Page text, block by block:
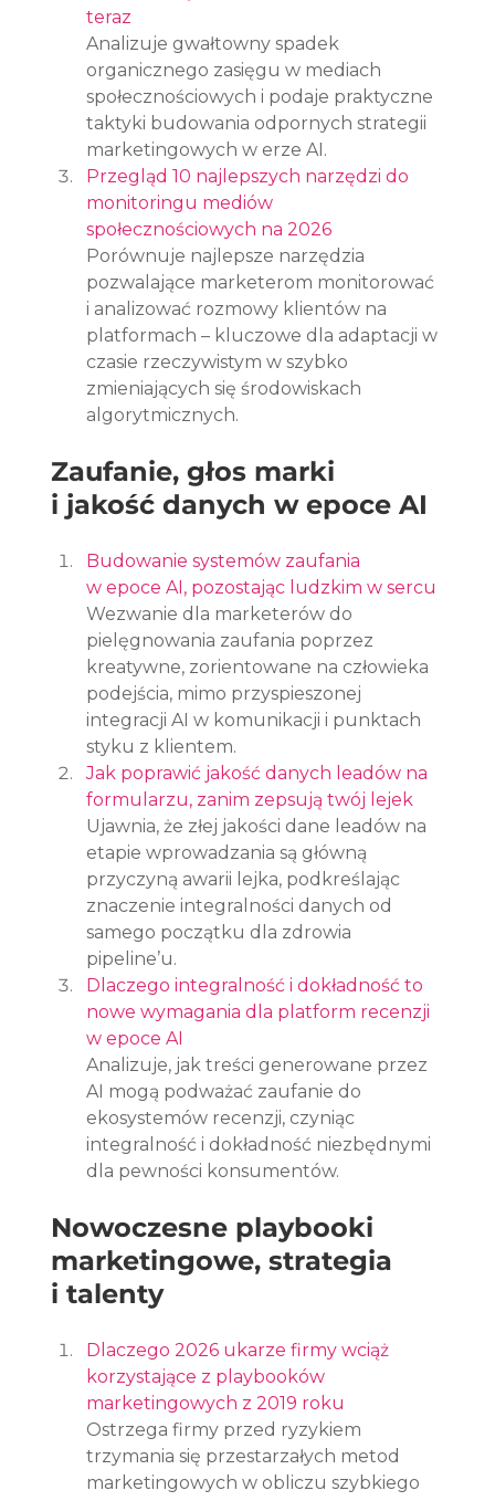
teraz
Analizuje gwałtowny spadek
organicznego zasięgu w mediach
społecznościowych i podaje praktyczne
taktyki budowania odpornych strategii
marketingowych w erze AI.
Przegląd 10 najlepszych narzędzi do
monitoringu mediów
społecznościowych na 2026
Porównuje najlepsze narzędzia
pozwalające marketerom monitorować
i analizować rozmowy klientów na
platformach – kluczowe dla adaptacji w
czasie rzeczywistym w szybko
zmieniających się środowiskach
algorytmicznych.
Zaufanie, głos marki
i jakość danych w epoce AI
Budowanie systemów zaufania
w epoce AI, pozostając ludzkim w sercu
Wezwanie dla marketerów do
pielęgnowania zaufania poprzez
kreatywne, zorientowane na człowieka
podejścia, mimo przyspieszonej
integracji AI w komunikacji i punktach
styku z klientem.
Jak poprawić jakość danych leadów na
formularzu, zanim zepsują twój lejek
Ujawnia, że złej jakości dane leadów na
etapie wprowadzania są główną
przyczyną awarii lejka, podkreślając
znaczenie integralności danych od
samego początku dla zdrowia
pipeline’u.
Dlaczego integralność i dokładność to
nowe wymagania dla platform recenzji
w epoce AI
Analizuje, jak treści generowane przez
AI mogą podważać zaufanie do
ekosystemów recenzji, czyniąc
integralność i dokładność niezbędnymi
dla pewności konsumentów.
Nowoczesne playbooki
marketingowe, strategia
i talenty
Dlaczego 2026 ukarze firmy wciąż
korzystające z playbooków
marketingowych z 2019 roku
Ostrzega firmy przed ryzykiem
trzymania się przestarzałych metod
marketingowych w obliczu szybkiego